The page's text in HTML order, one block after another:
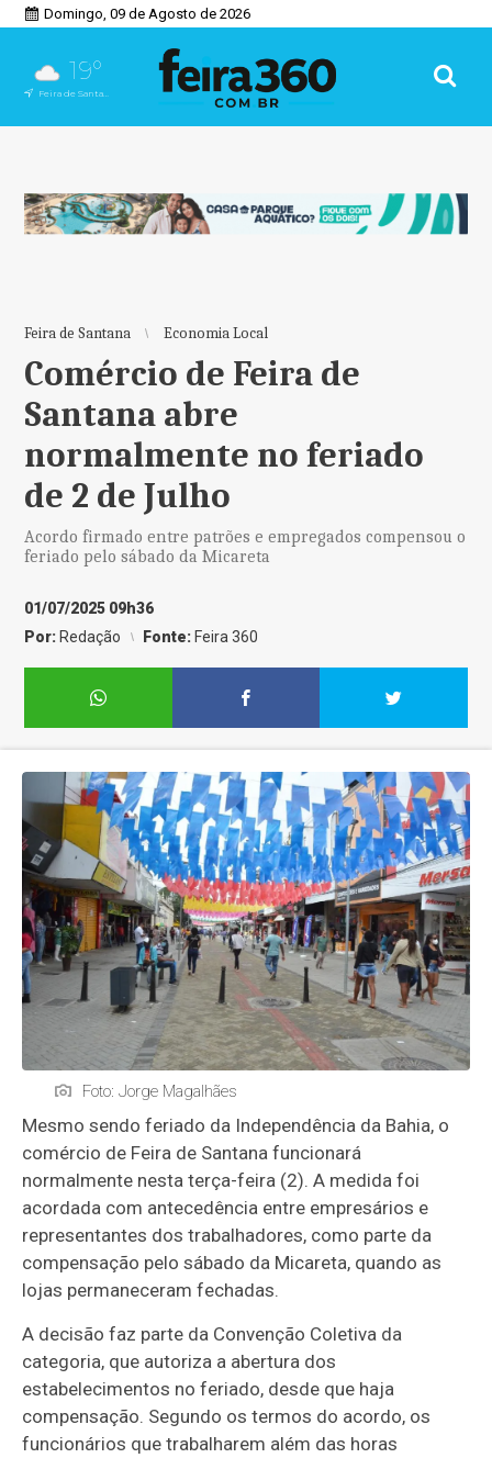
Domingo, 09 de Agosto de 2026
19°
Feira de Santana, BA
Feira de Santana Economia Local
Comércio de Feira de
Santana abre
normalmente no feriado
de 2 de Julho
Acordo firmado entre patrões e empregados compensou o
feriado pelo sábado da Micareta
01/07/2025 09h36
Por: Redação Fonte: Feira 360
Foto: Jorge Magalhães
Mesmo sendo feriado da Independência da Bahia, o
comércio de Feira de Santana funcionará
normalmente nesta terça-feira (2). A medida foi
acordada com antecedência entre empresários e
representantes dos trabalhadores, como parte da
compensação pelo sábado da Micareta, quando as
lojas permaneceram fechadas.
A decisão faz parte da Convenção Coletiva da
categoria, que autoriza a abertura dos
estabelecimentos no feriado, desde que haja
compensação. Segundo os termos do acordo, os
funcionários que trabalharem além das horas